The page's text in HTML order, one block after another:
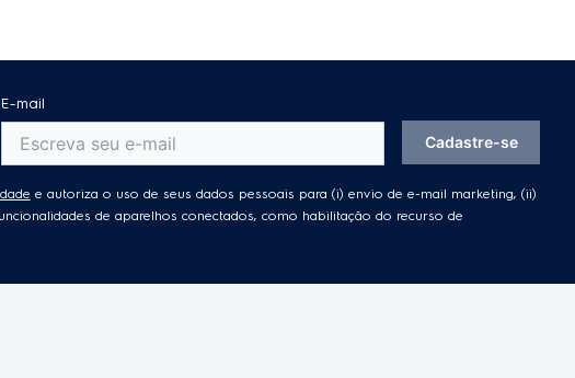
E-mail
e autoriza o uso de seus dados pessoais para (i) envio de e-mail marketing, (ii)
de aparelhos conectados, como habilitação do recurso de
Cadastre-se